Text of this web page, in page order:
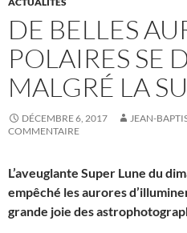
DE BELLES
POLAIRES SE
MALGRÉ LA
DÉCEMBRE 6, 2017 JEAN-
COMMENTAIRE
L’aveuglante Super Lune du
empêché les aurores
grande joie des